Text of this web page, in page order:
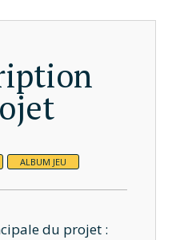
ALBUM JEU
du projet :